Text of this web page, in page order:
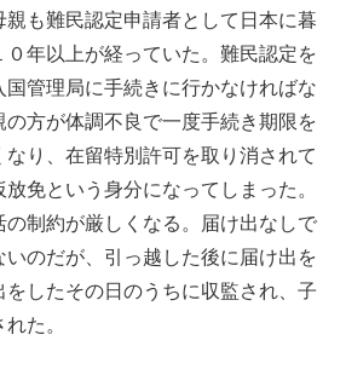
親も難民認定申請者として日本に暮
０年以上が経っていた。難民認定を
管理局に手続きに行かなければな
の方が体調不良で一度手続き期限を
り、在留特別許可を取り消されて
免という身分になってしまった。
制約が厳しくなる。届け出なしで
のだが、引っ越した後に届け出を
をしたその日のうちに収監され、子
た。